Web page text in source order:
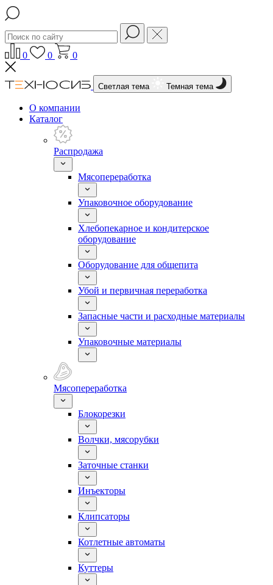
0 0 0
Светлая тема Темная тема
О компании
Каталог
Распродажа
Мясопереработка
Упаковочное оборудование
Хлебопекарное и кондитерское
оборудование
Оборудование для общепита
Убой и первичная переработка
Запасные части и расходные материалы
Упаковочные материалы
Мясопереработка
Блокорезки
Волчки, мясорубки
Заточные станки
Инъекторы
Клипсаторы
Котлетные автоматы
Куттеры